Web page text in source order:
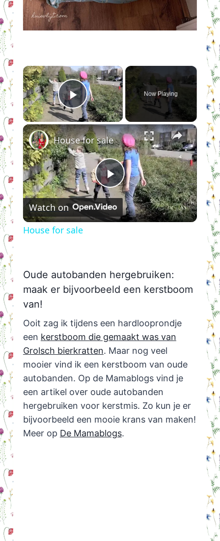
×
Play Video
Now Playing
×
Play
Video
House for sale
Watch on
House for sale
Oude autobanden hergebruiken:
maak er bijvoorbeeld een kerstboom
van!
Ooit zag ik tijdens een hardlooprondje
een kerstboom die gemaakt was van
Grolsch bierkratten. Maar nog veel
mooier vind ik een kerstboom van oude
autobanden. Op de Mamablogs vind je
een artikel over oude autobanden
hergebruiken voor kerstmis. Zo kun je er
bijvoorbeeld een mooie krans van maken!
Meer op De Mamablogs.